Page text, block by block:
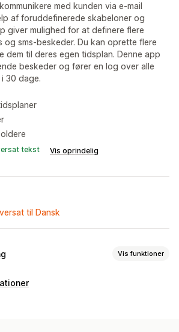
med kunden via e-mail
af foruddefinerede skabeloner og
giver mulighed for at definere flere
og sms-beskeder. Du kan oprette flere
dem til deres egen tidsplan. Denne app
beskeder og fører en log over alle
30 dage.
tekst Vis oprindelig
til Dansk
Vis funktioner